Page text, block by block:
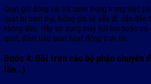
Quạt gió đóng vai trò quan trọng trong việc
quạt bị bám bụi, luồng gió sẽ yếu đi, dẫn đến
không đều. Hãy sử dụng máy hút bụi hoặc
quạt, đảm bảo quạt hoạt động trơn tru.
Bước 4: Bôi trơn các bộ phận chuyển
lăn…)